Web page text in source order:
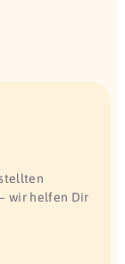
wir helfen Dir